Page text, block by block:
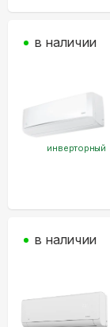
инверторный
в наличии
в наличии